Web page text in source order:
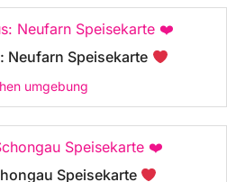
Neufarn Speisekarte
umgebung
Speisekarte